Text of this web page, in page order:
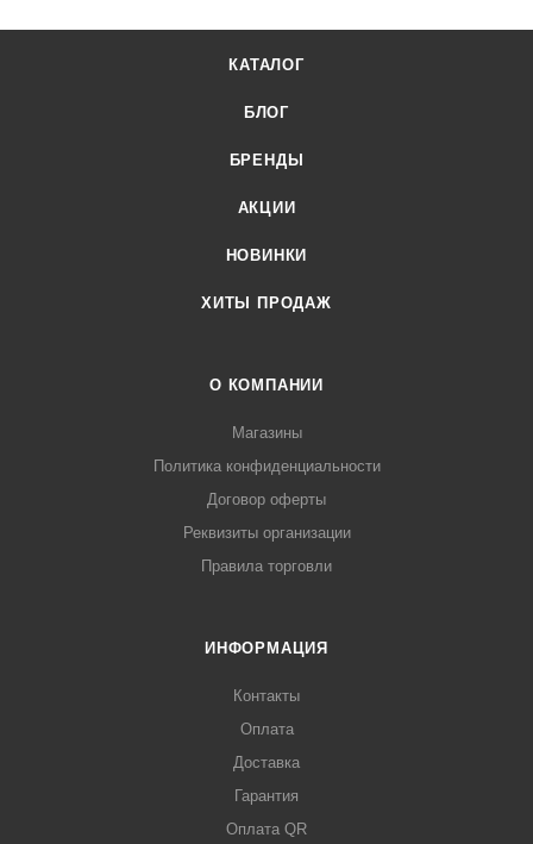
КАТАЛОГ
БЛОГ
БРЕНДЫ
АКЦИИ
НОВИНКИ
ХИТЫ ПРОДАЖ
О КОМПАНИИ
Магазины
Политика конфиденциальности
Договор оферты
Реквизиты организации
Правила торговли
ИНФОРМАЦИЯ
Контакты
Оплата
Доставка
Гарантия
Оплата QR